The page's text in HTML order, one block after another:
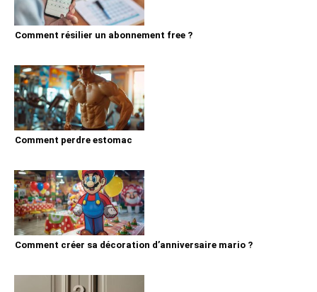
Comment résilier un abonnement free ?
Comment perdre estomac
Comment créer sa décoration d’anniversaire mario ?